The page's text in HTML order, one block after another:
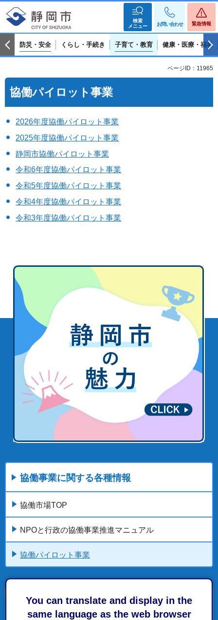
You can translate and display in the
same language as the web browser
検索
メニュー
お問い合わせ 緊急情報
防災・安全 くらし・手続き 子育て・教育 健康・医療・福祉
ページID：11965
協働パイロット事業
2026年度協働パイロット事業
2025年度協働パイロット事業
静岡市協働パイロット事業
令和6年度協働パイロット事業
令和5年度協働パイロット事業
令和4年度協働パイロット事業
令和3年度協働パイロット事業
協働事業に関する各種情報
協働市場TOP
NPOと行政の協働事業推進マニュアル
協働パイロット事業
こちらの記事も読まれています。